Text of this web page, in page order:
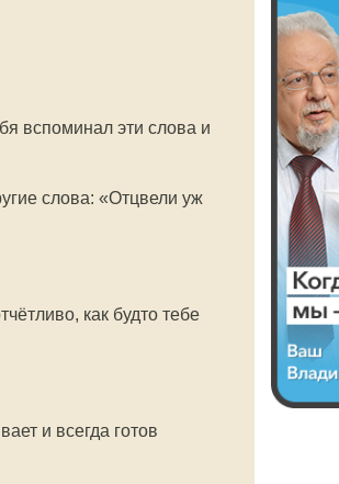
вспоминал эти слова и
слова: «Отцвели уж
как будто тебе
и всегда готов